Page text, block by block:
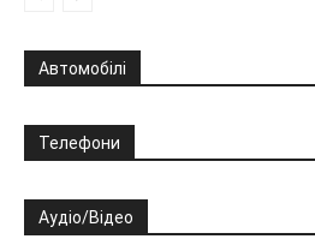
Автомобілі
Телефони
Аудіо/Відео